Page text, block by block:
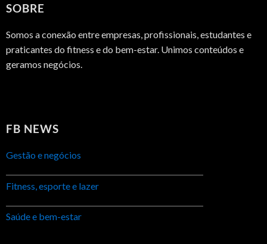
SOBRE
Somos a conexão entre empresas, profissionais, estudantes e
praticantes do fitness e do bem-estar. Unimos conteúdos e
geramos negócios.
FB NEWS
Gestão e negócios
Fitness, esporte e lazer
Saúde e bem-estar